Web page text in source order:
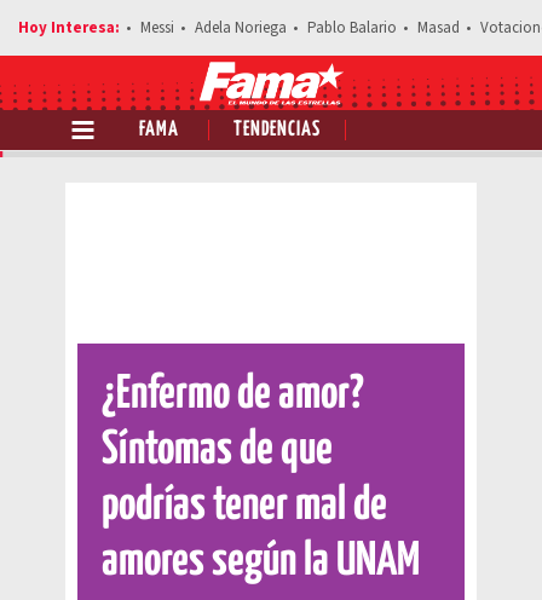
Messi Adela Noriega Pablo Balario Masad
FAMA TENDENCIAS
Comparte esta noticia
¿Enfermo de amor?
Síntomas de que
podrías tener mal de
amores según la UNAM